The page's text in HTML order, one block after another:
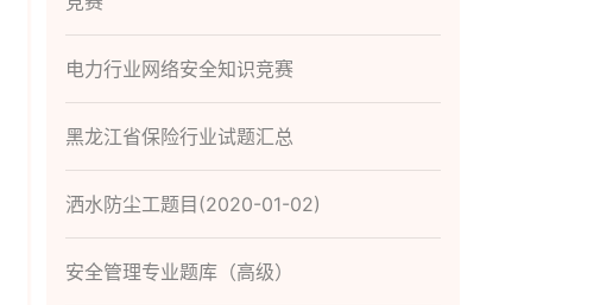
电力行业网络安全知识竞赛
黑龙江省保险行业试题汇总
洒水防尘工题目(2020-01-02)
安全管理专业题库（高级）